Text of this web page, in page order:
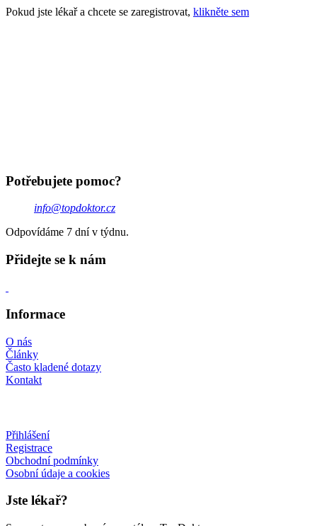
Pokud jste lékař a chcete se zaregistrovat, klikněte sem
Potřebujete pomoc?
info@topdoktor.cz
Odpovídáme 7 dní v týdnu.
Přidejte se k nám
Informace
O nás
Články
Často kladené dotazy
Kontakt
Přihlášení
Registrace
Obchodní podmínky
Osobní údaje a cookies
Jste lékař?